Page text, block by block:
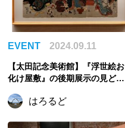
EVENT 2024.09.11
【太田記念美術館】『浮世絵お
化け屋敷』の後期展示の見どこ
た浮世絵の名品が大集合
はろるど